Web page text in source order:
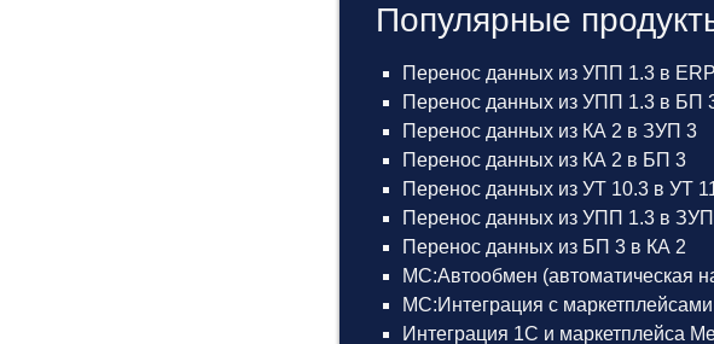
Популярные
Перенос данных из УПП 1.3 в ERP
Перенос данных из УПП 1.3 в БП
Перенос данных из КА 2 в ЗУП 3
Перенос данных из КА 2 в БП 3
Перенос данных из УТ 10.3 в УТ
Перенос данных из УПП 1.3 в
Перенос данных из БП 3 в КА 2
МС:Автообмен (автоматическая
МС:Интеграция с
Интеграция 1С и маркетплейса